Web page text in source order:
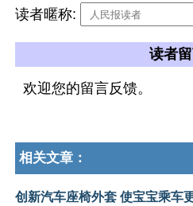
读者暱称:
读者
欢迎您的留言反馈。
相关文章：
创新汽车座椅外套 使宝宝乘车